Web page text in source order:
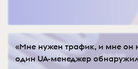
«Мне нужен трафик, и мне он
один UA-менеджер